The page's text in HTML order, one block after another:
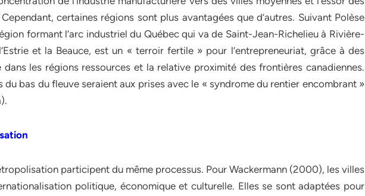
certaines régions sont plus avantagées que d’autres. Suivant Polèse
formant l’arc industriel du Québec qui va de Saint-Jean-Richelieu à Rivière-
et la Beauce, est un « terroir fertile » pour l’entrepreneuriat, grâce à des
dans les régions ressources et la relative proximité des frontières canadiennes.
du bas du fleuve seraient aux prises avec le « syndrome du rentier encombrant »
participent du même processus. Pour Wackermann (2000), les villes
politique, économique et culturelle. Elles se sont adaptées pour